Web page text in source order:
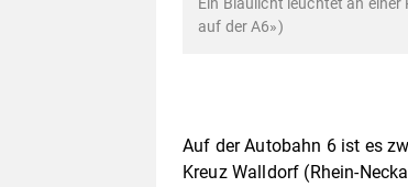
Ein Blaulicht leuchtet an
auf der A6»)
Auf der Autobahn 6 ist es
Kreuz Walldorf (Rhein-